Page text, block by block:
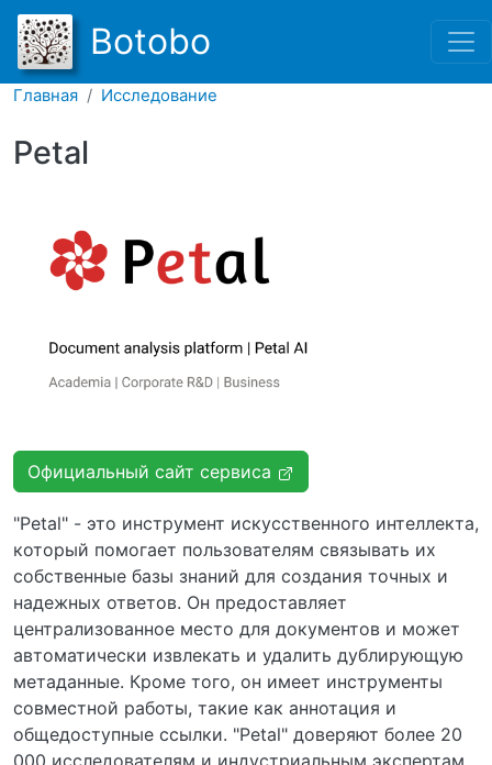
Перейти к основному
Botobo
Главная Исследование
Petal
Официальный сайт сервиса
"Petal" - это инструмент искусственного интеллекта,
который помогает пользователям связывать их
собственные базы знаний для создания точных и
надежных ответов. Он предоставляет
централизованное место для документов и может
автоматически извлекать и удалить дублирующую
метаданные. Кроме того, он имеет инструменты
совместной работы, такие как аннотация и
общедоступные ссылки. "Petal" доверяют более 20